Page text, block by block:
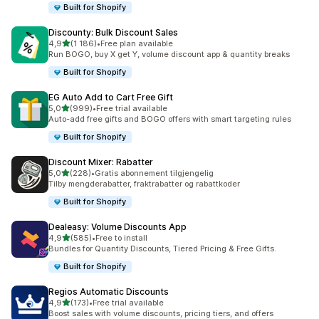
Built for Shopify
Discounty: Bulk Discount Sales
4,9av 5 stjerner
(1 186)
Totalt 1186 omtaler
•Free plan available
Run BOGO, buy X get Y, volume discount app & quantity breaks
Built for Shopify
EG Auto Add to Cart Free Gift
5,0av 5 stjerner
(999)
Totalt 999 omtaler
•Free trial available
Auto-add free gifts and BOGO offers with smart targeting rules
Built for Shopify
Discount Mixer: Rabatter
5,0av 5 stjerner
(228)
Totalt 228 omtaler
•Gratis abonnement tilgjengelig
Tilby mengderabatter, fraktrabatter og rabattkoder
Built for Shopify
Dealeasy: Volume Discounts App
4,9av 5 stjerner
(585)
Totalt 585 omtaler
•Free to install
Bundles for Quantity Discounts, Tiered Pricing & Free Gifts.
Built for Shopify
Regios Automatic Discounts
4,9av 5 stjerner
(173)
Totalt 173 omtaler
•Free trial available
Boost sales with volume discounts, pricing tiers, and offers